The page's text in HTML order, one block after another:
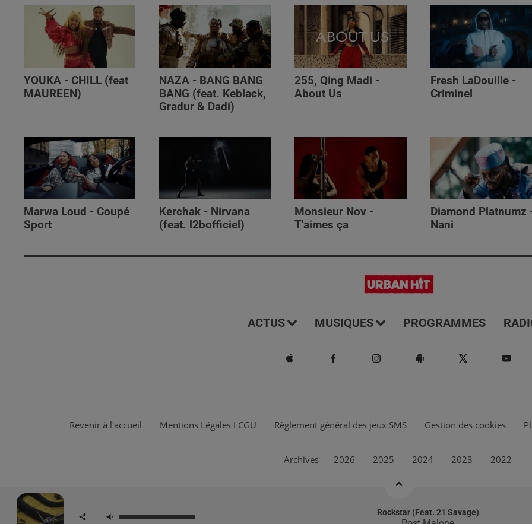
YOUKA - CHILL (feat
MAUREEN)
NAZA - BANG BANG
BANG (feat. Keblack,
Gradur & Dadi)
255, Qing Madi -
About Us
Fresh LaDouille -
Criminel
Marwa Loud - Coupé
Sport
Kerchak - Nirvana
(feat. ‪l2bofficiel‬)
Monsieur Nov -
T'aimes ça
Diamond Platnumz
Nani
ACTUS MUSIQUES PROGRAMMES
Rockstar (feat. 21 Savage)
Revenir à l'accueil Mentions Légales I CGU Règlement général des jeux SMS Gestion des cookies
Archives 2026 2025 2024 2023 2022